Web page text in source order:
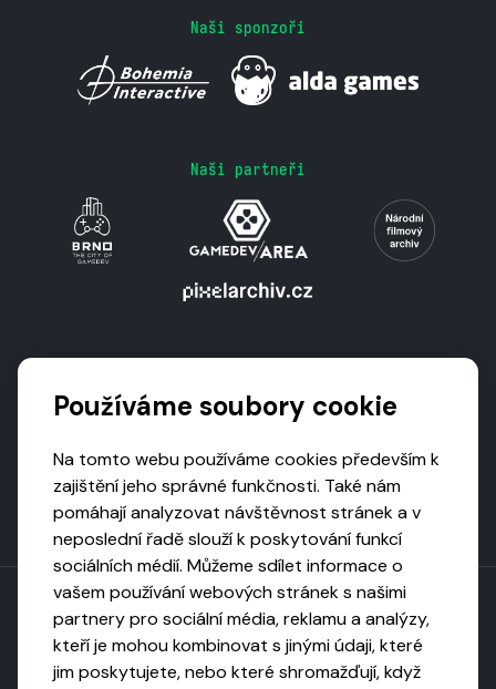
Naši sponzoři
Naši partneři
Toto dílo podléhá licenci CC BY-NC-ND
Používáme soubory cookie
Na tomto webu používáme cookies především k
zajištění jeho správné funkčnosti. Také nám
pomáhají analyzovat návštěvnost stránek a v
neposlední řadě slouží k poskytování funkcí
sociálních médií. Můžeme sdílet informace o
vašem používání webových stránek s našimi
partnery pro sociální média, reklamu a analýzy,
kteří je mohou kombinovat s jinými údaji, které
jim poskytujete, nebo které shromažďují, když